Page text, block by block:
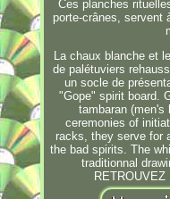
Ces planches
porte-crânes, servent
La chaux blanche et
de palétuviers
un socle de
"Gope" spirit board.
tambaran (men's
ceremonies of
racks, they serve for
the bad spirits. The
traditionnal
RETROUVEZ